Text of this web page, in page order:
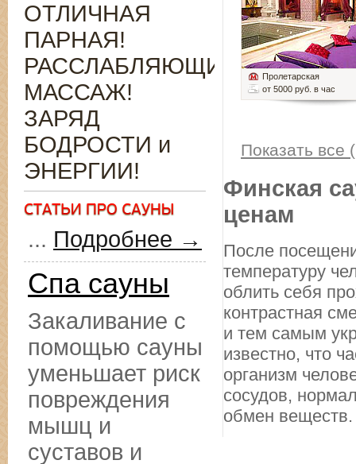
Пролетарская
от 5000 руб. в час
Показать все
Финская
ценам
После
температуру
облить себя
контрастная
и тем самым
известно, что
организм
сосудов,
обмен веществ.
ОТЛИЧНАЯ
ПАРНАЯ!
РАССЛАБЛЯЮЩИЙ
МАССАЖ!
ЗАРЯД
БОДРОСТИ и
ЭНЕРГИИ!
... Подробнее →
Спа сауны
Закаливание с
помощью сауны
уменьшает риск
повреждения
мышц и
суставов и